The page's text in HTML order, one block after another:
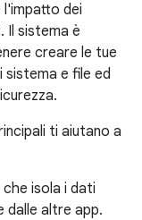
dei
Il sistema è
creare le tue
sistema e file ed
ti aiutano a
isola i dati
dalle altre app.